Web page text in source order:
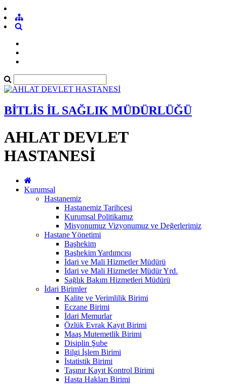
BİTLİS İL SAĞLIK MÜDÜRLÜĞÜ
AHLAT DEVLET
HASTANESİ
Kurumsal
Hastanemiz
Hastanemiz Tarihçesi
Kurumsal Politikamız
Misyonumuz Vizyonumuz ve Değerlerimiz
Hastane Yönetimi
Başhekim
Başhekim Yardımcısı
İdari ve Mali Hizmetler Müdürü
İdari ve Mali Hizmetler Müdür Yrd.
Sağlık Bakım Hizmetleri Müdürü
İdari Birimler
Kalite ve Verimlilik Birimi
Eczane Birimi
İdari Memurlar
Özlük Evrak Kayıt Birimi
Maaş Mutemetlik Birimi
Disiplin Şube
Bilgi İşlem Birimi
İstatistik Birimi
Taşınır Kayıt Kontrol Birimi
Hasta Hakları Birimi